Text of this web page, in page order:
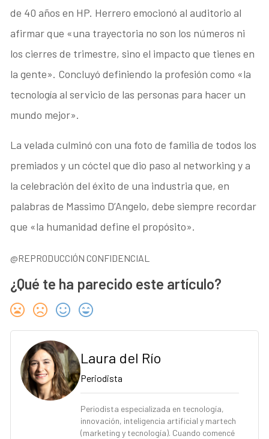
de 40 años en HP. Herrero emocionó al auditorio al
afirmar que «una trayectoria no son los números ni
los cierres de trimestre, sino el impacto que tienes en
la gente». Concluyó definiendo la profesión como «la
tecnología al servicio de las personas para hacer un
mundo mejor».
La velada culminó con una foto de familia de todos los
premiados y un cóctel que dio paso al networking y a
la celebración del éxito de una industria que, en
palabras de Massimo D’Angelo, debe siempre recordar
que «la humanidad define el propósito».
@REPRODUCCIÓN CONFIDENCIAL
¿Qué te ha parecido este artículo?
Laura del Río
Periodista
Periodista especializada en tecnología,
innovación, inteligencia artificial y martech
(marketing y tecnología). Cuando comencé